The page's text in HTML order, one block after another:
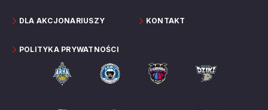
DLA AKCJONARIUSZY KONTAKT
POLITYKA PRYWATNOŚCI